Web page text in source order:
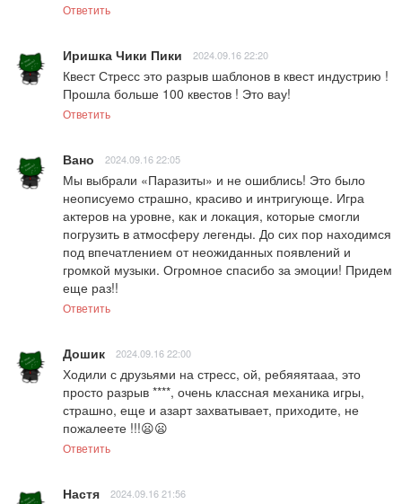
Ответить
Иришка Чики Пики 2024.09.16 22:20
Квест Стресс это разрыв шаблонов в квест индустрию !
Прошла больше 100 квестов ! Это вау!
Ответить
Вано 2024.09.16 22:05
Мы выбрали «Паразиты» и не ошиблись! Это было
неописуемо страшно, красиво и интригующе. Игра
актеров на уровне, как и локация, которые смогли
погрузить в атмосферу легенды. До сих пор находимся
под впечатлением от неожиданных появлений и
громкой музыки. Огромное спасибо за эмоции! Придем
еще раз!!
Ответить
Дошик 2024.09.16 22:00
Ходили с друзьями на стресс, ой, ребяяятааа, это
просто разрыв ****, очень классная механика игры,
страшно, еще и азарт захватывает, приходите, не
пожалеете !!!😦😦
Ответить
Настя 2024.09.16 21:56